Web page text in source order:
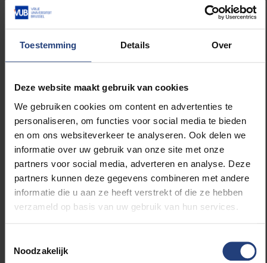
Toestemming Details Over
Deze website maakt gebruik van cookies
We gebruiken cookies om content en advertenties te
personaliseren, om functies voor social media te bieden
en om ons websiteverkeer te analyseren. Ook delen we
informatie over uw gebruik van onze site met onze
partners voor social media, adverteren en analyse. Deze
partners kunnen deze gegevens combineren met andere
informatie die u aan ze heeft verstrekt of die ze hebben
verzameld op basis van uw gebruik van hun services.
Noodzakelijk
tijd. Afhankelijk van de periode kan dat soms wel
meer dan 15 uur per week zijn. In rustigere periodes
er toch (bijna) elke weekdag mee bezig.
In eerste instantie omdat ik van nature uit een vrij
geëngageerde persoon ben. Maar ik organiseer ook
graag dingen en ben graag met meer dan enkel mijn
studies bezig. Het verbreedt trouwens ook je blik op
de wereld en je leert er jezelf ook beter door kennen.
En natuurlijk is het gewoon ook leuk om te doen.
Wat haal je persoonlijk uit vrijwilligerswerk?
Ik heb door mijn vrijwilligerswerk in beide organisaties
communicatie met mensen binnen en buiten de